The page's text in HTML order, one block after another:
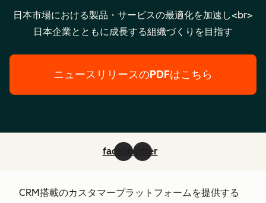
日本市場における製品・サービスの最適化を加速し<br>
日本企業とともに成長する組織づくりを目指す
ニュースリリースのPDFはこちら
facebooktwitter
CRM搭載のカスタマープラットフォームを提供する